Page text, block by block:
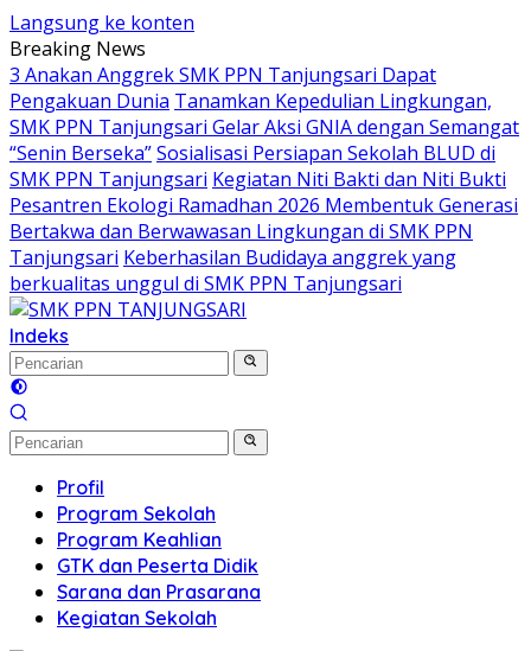
Langsung ke konten
Breaking News
3 Anakan Anggrek SMK PPN Tanjungsari Dapat
Pengakuan Dunia Tanamkan Kepedulian Lingkungan,
SMK PPN Tanjungsari Gelar Aksi GNIA dengan Semangat
“Senin Berseka”Sosialisasi Persiapan Sekolah BLUD di
SMK PPN Tanjungsari Kegiatan Niti Bakti dan Niti Bukti
Pesantren Ekologi Ramadhan 2026 Membentuk Generasi
Bertakwa dan Berwawasan Lingkungan di SMK PPN
Tanjungsari Keberhasilan Budidaya anggrek yang
berkualitas unggul di SMK PPN Tanjungsari
Indeks
Profil
Program Sekolah
Program Keahlian
GTK dan Peserta Didik
Sarana dan Prasarana
Kegiatan Sekolah